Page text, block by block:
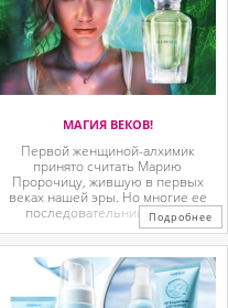
МАГИЯ ВЕКОВ!
Первой женщиной-алхимик
принято считать Марию
Пророчицу, жившую в первых
веках нашей эры. Но многие ее
последовательницы так ...
Подробнее